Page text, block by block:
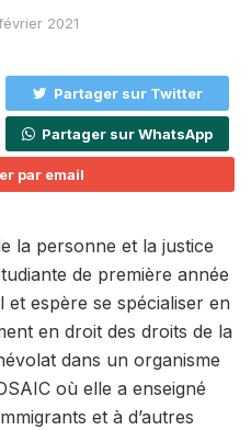
2021
Partager sur Twitter
Partager sur WhatsApp
par email
la personne et la justice
de première année
et espère se spécialiser en
en droit des droits de la
dans un organisme
où elle a enseigné
et à d’autres